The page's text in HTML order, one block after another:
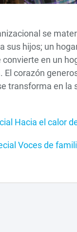
se
sus hijos; un
en un
El corazón
transforma en la
Hacia el calor
Voces de